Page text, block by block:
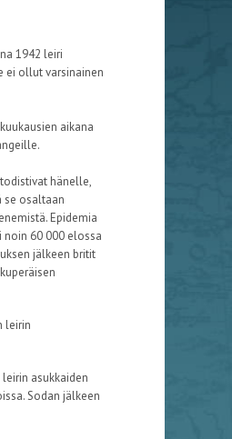
1942 leiri
ei ollut varsinainen
aikana
hänelle,
se osaltaan
Epidemia
60 000 elossa
jälkeen britit
leirin
asukkaiden
Sodan jälkeen